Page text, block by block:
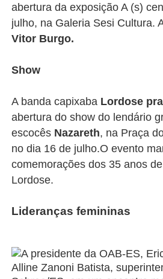
abertura da exposição A (s)
julho, na Galeria Sesi Cultura.
Vitor Burgo.
Show
A banda capixaba Lordose
abertura do show do lendário
escocês Nazareth, na Praça
no dia 16 de julho.O evento
comemorações dos 35 anos
Lordose.
Lideranças femininas